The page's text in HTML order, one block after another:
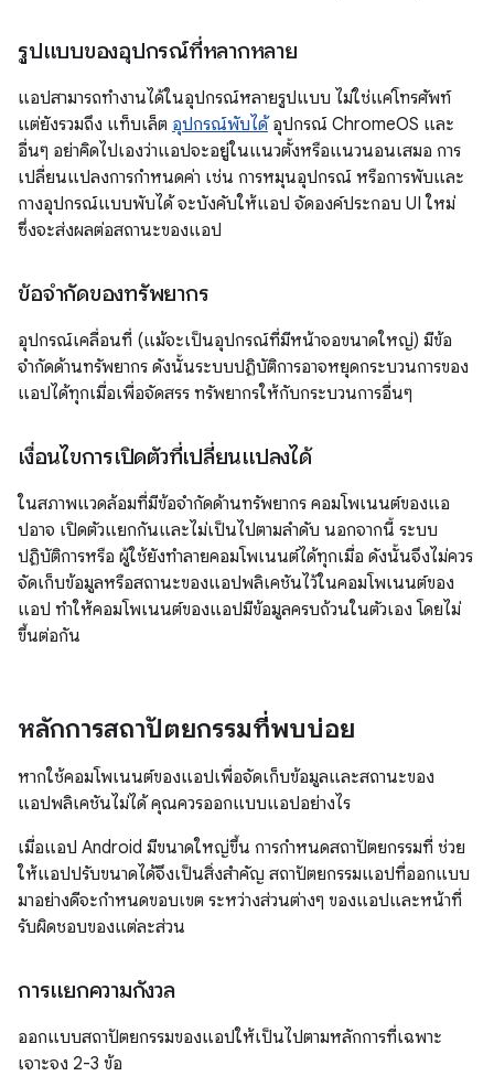
รูปแบบของอุปกรณ์ที่หลากหลาย
แอปสามารถทำงานได้ในอุปกรณ์หลายรูปแบบ ไม่ใช่แค่โทรศัพท์
แต่ยังรวมถึง แท็บเล็ต อุปกรณ์พับได้อุปกรณ์ ChromeOS และ
อื่นๆ อย่าคิดไปเองว่าแอปจะอยู่ในแนวตั้งหรือแนวนอนเสมอ การ
เปลี่ยนแปลงการกำหนดค่า เช่น การหมุนอุปกรณ์ หรือการพับและ
กางอุปกรณ์แบบพับได้ จะบังคับให้แอป จัดองค์ประกอบ UI ใหม่
ซึ่งจะส่งผลต่อสถานะของแอป
ข้อจำกัดของทรัพยากร
อุปกรณ์เคลื่อนที่ (แม้จะเป็นอุปกรณ์ที่มีหน้าจอขนาดใหญ่) มีข้อ
จำกัดด้านทรัพยากร ดังนั้นระบบปฏิบัติการอาจหยุดกระบวนการของ
แอปได้ทุกเมื่อเพื่อจัดสรร ทรัพยากรให้กับกระบวนการอื่นๆ
เงื่อนไขการเปิดตัวที่เปลี่ยนแปลงได้
ในสภาพแวดล้อมที่มีข้อจำกัดด้านทรัพยากร คอมโพเนนต์ของแอ
ปอาจ เปิดตัวแยกกันและไม่เป็นไปตามลำดับ นอกจากนี้ ระบบ
ปฏิบัติการหรือ ผู้ใช้ยังทำลายคอมโพเนนต์ได้ทุกเมื่อ ดังนั้นจึงไม่ควร
จัดเก็บข้อมูลหรือสถานะของแอปพลิเคชันไว้ในคอมโพเนนต์ของ
แอป ทำให้คอมโพเนนต์ของแอปมีข้อมูลครบถ้วนในตัวเอง โดยไม่
ขึ้นต่อกัน
หลักการสถาปัตยกรรมที่พบบ่อย
หากใช้คอมโพเนนต์ของแอปเพื่อจัดเก็บข้อมูลและสถานะของ
แอปพลิเคชันไม่ได้ คุณควรออกแบบแอปอย่างไร
เมื่อแอป Android มีขนาดใหญ่ขึ้น การกำหนดสถาปัตยกรรมที่ ช่วย
ให้แอปปรับขนาดได้จึงเป็นสิ่งสำคัญ สถาปัตยกรรมแอปที่ออกแบบ
มาอย่างดีจะกำหนดขอบเขต ระหว่างส่วนต่างๆ ของแอปและหน้าที่
รับผิดชอบของแต่ละส่วน
การแยกความกังวล
ออกแบบสถาปัตยกรรมของแอปให้เป็นไปตามหลักการที่เฉพาะ
เจาะจง 2-3 ข้อ